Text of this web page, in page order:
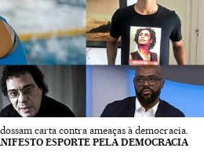
carta contra ameaças à democracia.
ESPORTE PELA DEMOCRACIA